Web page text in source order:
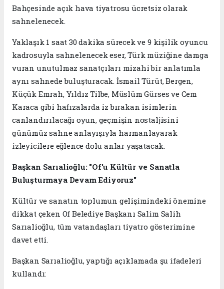
Bahçesinde açık hava tiyatrosu ücretsiz olarak
sahnelenecek.
Yaklaşık 1 saat 30 dakika sürecek ve 9 kişilik oyuncu
kadrosuyla sahnelenecek eser, Türk müziğine damga
vuran unutulmaz sanatçıları mizahi bir anlatımla
aynı sahnede buluşturacak. İsmail Türüt, Bergen,
Küçük Emrah, Yıldız Tilbe, Müslüm Gürses ve Cem
Karaca gibi hafızalarda iz bırakan isimlerin
canlandırılacağı oyun, geçmişin nostaljisini
günümüz sahne anlayışıyla harmanlayarak
izleyicilere eğlence dolu anlar yaşatacak.
Başkan Sarıalioğlu: "Of'u Kültür ve Sanatla
Buluşturmaya Devam Ediyoruz"
Kültür ve sanatın toplumun gelişimindeki önemine
dikkat çeken Of Belediye Başkanı Salim Salih
Sarıalioğlu, tüm vatandaşları tiyatro gösterimine
davet etti.
Başkan Sarıalioğlu, yaptığı açıklamada şu ifadeleri
kullandı: